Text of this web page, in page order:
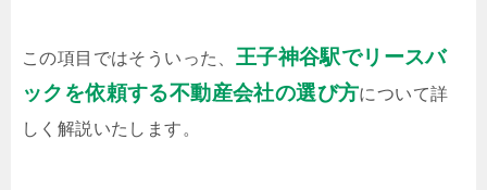
この項目ではそういった、 王子神谷駅でリースバ
ックを依頼する不動産会社の選び方について詳
しく解説いたします。